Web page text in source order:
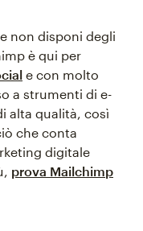
non disponi degli
è qui per
e con molto
a strumenti di e-
alta qualità, così
che conta
digitale
prova Mailchimp